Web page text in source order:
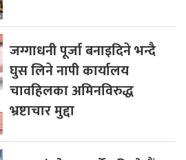
जग्गाधनी पूर्जा बनाइदिने भन्दै
घुस लिने नापी कार्यालय
चावहिलका अमिनविरुद्ध
भ्रष्टाचार मुद्दा